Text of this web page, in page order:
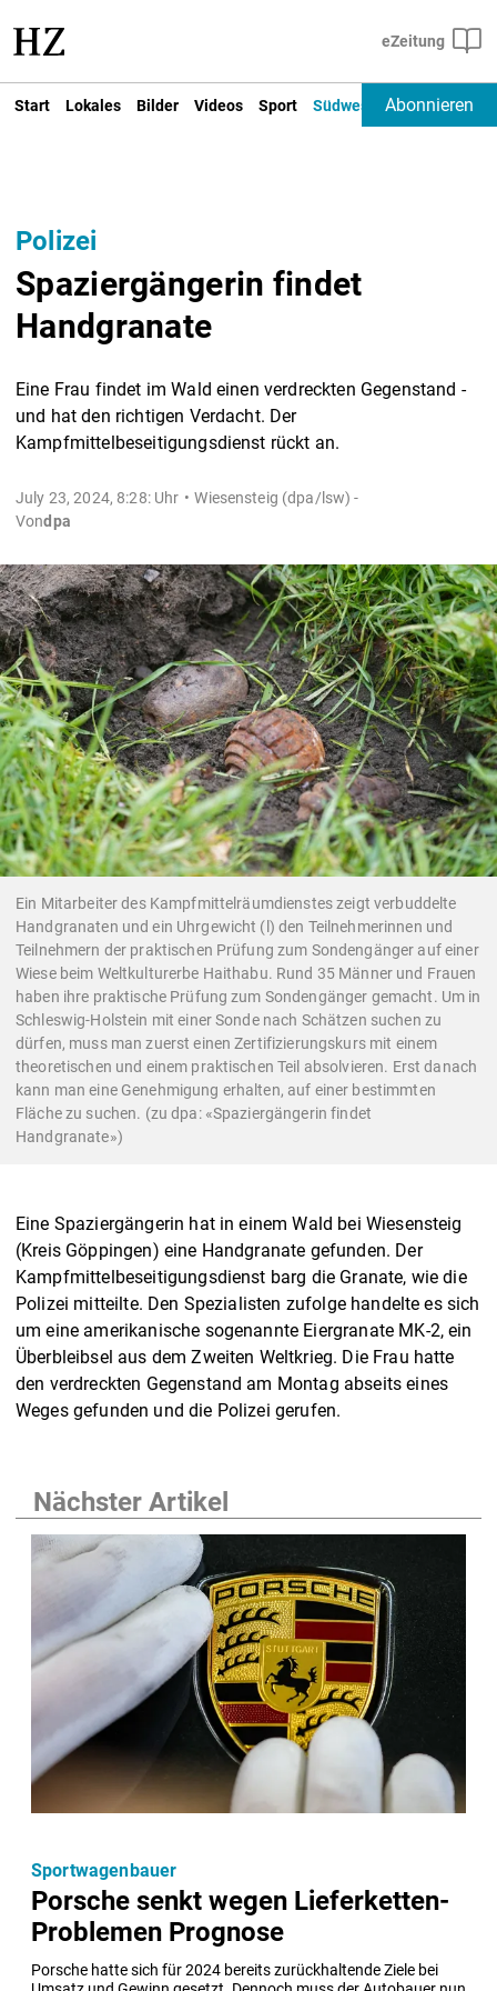
Start Lokales Bilder Videos Sport Südwest Deutschland
Abonnieren
Polizei
Spaziergängerin findet
Handgranate
Eine Frau findet im Wald einen verdreckten Gegenstand -
und hat den richtigen Verdacht. Der
Kampfmittelbeseitigungsdienst rückt an.
July 23, 2024, 8:28: Uhr
Wiesensteig (dpa/lsw) -
Vondpa
Ein Mitarbeiter des Kampfmittelräumdienstes zeigt verbuddelte
Handgranaten und ein Uhrgewicht (l) den Teilnehmerinnen und
Teilnehmern der praktischen Prüfung zum Sondengänger auf einer
Wiese beim Weltkulturerbe Haithabu. Rund 35 Männer und Frauen
haben ihre praktische Prüfung zum Sondengänger gemacht. Um in
Schleswig-Holstein mit einer Sonde nach Schätzen suchen zu
dürfen, muss man zuerst einen Zertifizierungskurs mit einem
theoretischen und einem praktischen Teil absolvieren. Erst danach
kann man eine Genehmigung erhalten, auf einer bestimmten
Fläche zu suchen. (zu dpa: «Spaziergängerin findet
Handgranate»)
Eine Spaziergängerin hat in einem Wald bei Wiesensteig
(Kreis Göppingen) eine Handgranate gefunden. Der
Kampfmittelbeseitigungsdienst barg die Granate, wie die
Polizei mitteilte. Den Spezialisten zufolge handelte es sich
um eine amerikanische sogenannte Eiergranate MK-2, ein
Überbleibsel aus dem Zweiten Weltkrieg. Die Frau hatte
den verdreckten Gegenstand am Montag abseits eines
Weges gefunden und die Polizei gerufen.
Nächster Artikel
Porsche senkt wegen Lieferketten-
Problemen Prognose
Porsche hatte sich für 2024 bereits zurückhaltende Ziele bei
Sportwagenbauer